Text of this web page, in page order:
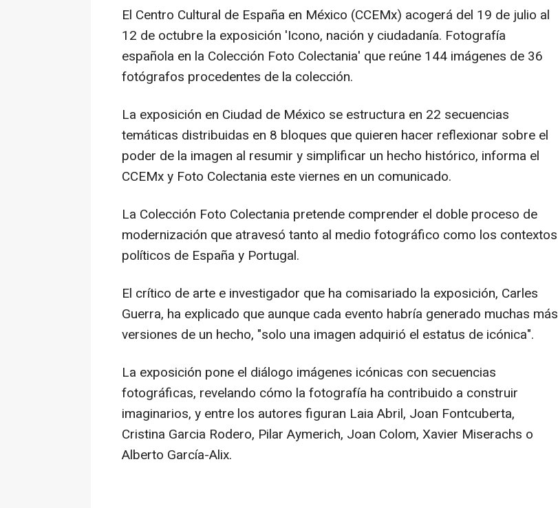
El Centro Cultural de España en México (CCEMx) acogerá del 19 de julio al
12 de octubre la exposición 'Icono, nación y ciudadanía. Fotografía
española en la Colección Foto Colectania' que reúne 144 imágenes de 36
fotógrafos procedentes de la colección.
La exposición en Ciudad de México se estructura en 22 secuencias
temáticas distribuidas en 8 bloques que quieren hacer reflexionar sobre el
poder de la imagen al resumir y simplificar un hecho histórico, informa el
CCEMx y Foto Colectania este viernes en un comunicado.
La Colección Foto Colectania pretende comprender el doble proceso de
modernización que atravesó tanto al medio fotográfico como los contextos
políticos de España y Portugal.
El crítico de arte e investigador que ha comisariado la exposición, Carles
Guerra, ha explicado que aunque cada evento habría generado muchas más
versiones de un hecho, "solo una imagen adquirió el estatus de icónica".
La exposición pone el diálogo imágenes icónicas con secuencias
fotográficas, revelando cómo la fotografía ha contribuido a construir
imaginarios, y entre los autores figuran Laia Abril, Joan Fontcuberta,
Cristina Garcia Rodero, Pilar Aymerich, Joan Colom, Xavier Miserachs o
Alberto García-Alix.